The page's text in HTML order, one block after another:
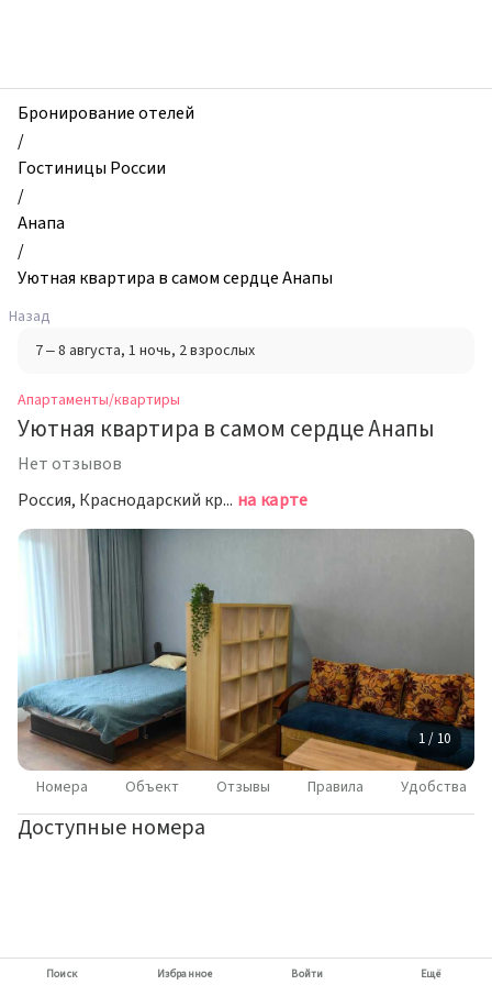
и
квартиры,
Уютная
квартира
в
самом
сердце
Анапы,
Анапа,
Россия
Бронирование отелей
/
Гостиницы России
/
Анапа
/
Уютная квартира в самом сердце Анапы
Назад
7 – 8 августа, 1 ночь, 2 взрослых
Апартаменты/квартиры
Уютная квартира в самом сердце Анапы
Нет отзывов
Россия, Краснодарский край, Анапа, Гребенская улица, 52 на карте
1 / 10
Номера Объект Отзывы Правила Удобства
Доступные номера
Поиск Избранное Войти Ещё